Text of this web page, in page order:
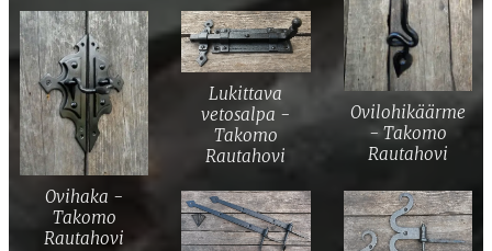
Ovilohikäärme
- Takomo
Rautahovi
Ovihaka -
Takomo
Rautahovi
Lukittava
vetosalpa -
Takomo
Rautahovi